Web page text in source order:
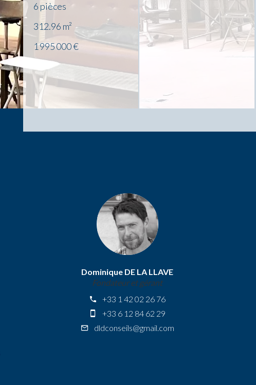
6 pièces
312.96 m²
1 995 000 €
Dominique DE LA LLAVE
Fondateur et gérant
+33 1 42 02 26 76
+33 6 12 84 62 29
dldconseils@gmail.com